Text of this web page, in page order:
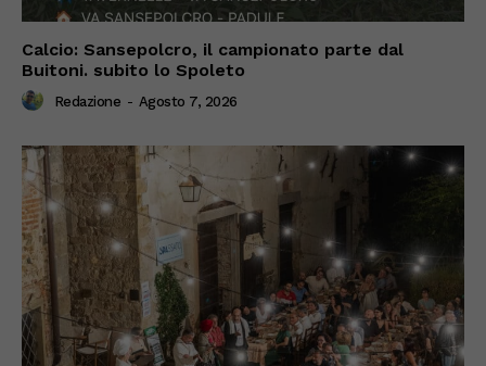
Calcio: Sansepolcro, il campionato parte dal
Buitoni. subito lo Spoleto
Redazione - Agosto 7, 2026